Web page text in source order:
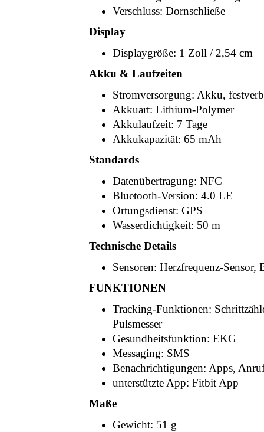
Verschluss: Dornschließe
Display
Displaygröße: 1 Zoll / 2,54 cm
Akku & Laufzeiten
Stromversorgung: Akku,
Akkuart: Lithium-Polymer
Akkulaufzeit: 7 Tage
Akkukapazität: 65 mAh
Standards
Datenübertragung: NFC
Bluetooth-Version: 4.0 LE
Ortungsdienst: GPS
Wasserdichtigkeit: 50 m
Technische Details
Sensoren: Herzfrequenz-Sensor,
FUNKTIONEN
Tracking-Funktionen:
Pulsmesser
Gesundheitsfunktion: EKG
Messaging: SMS
Benachrichtigungen: Apps,
unterstützte App: Fitbit App
Maße
Gewicht: 51 g